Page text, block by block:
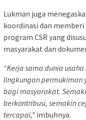
Lukman juga
koordinasi dan memberi
program CSR yang
masyarakat dan
“Kerja sama dunia
lingkungan permukiman
bagi masyarakat.
berkontribusi, semakin
tercapai,” imbuhnya.